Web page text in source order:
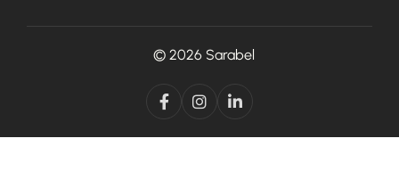
© 2026 Sarabel
  